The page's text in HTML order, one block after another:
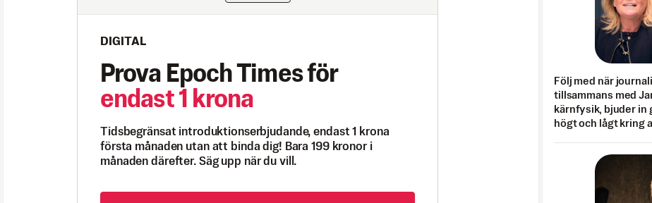
DIGITAL
Prova Epoch Times för
endast 1 krona
Tidsbegränsat introduktionserbjudande, endast 1 krona
första månaden utan att binda dig! Bara 199 kronor i
månaden därefter. Säg upp när du vill.
Följ med när
tillsammans med
kärnfysik, bjuder
högt och lågt kring